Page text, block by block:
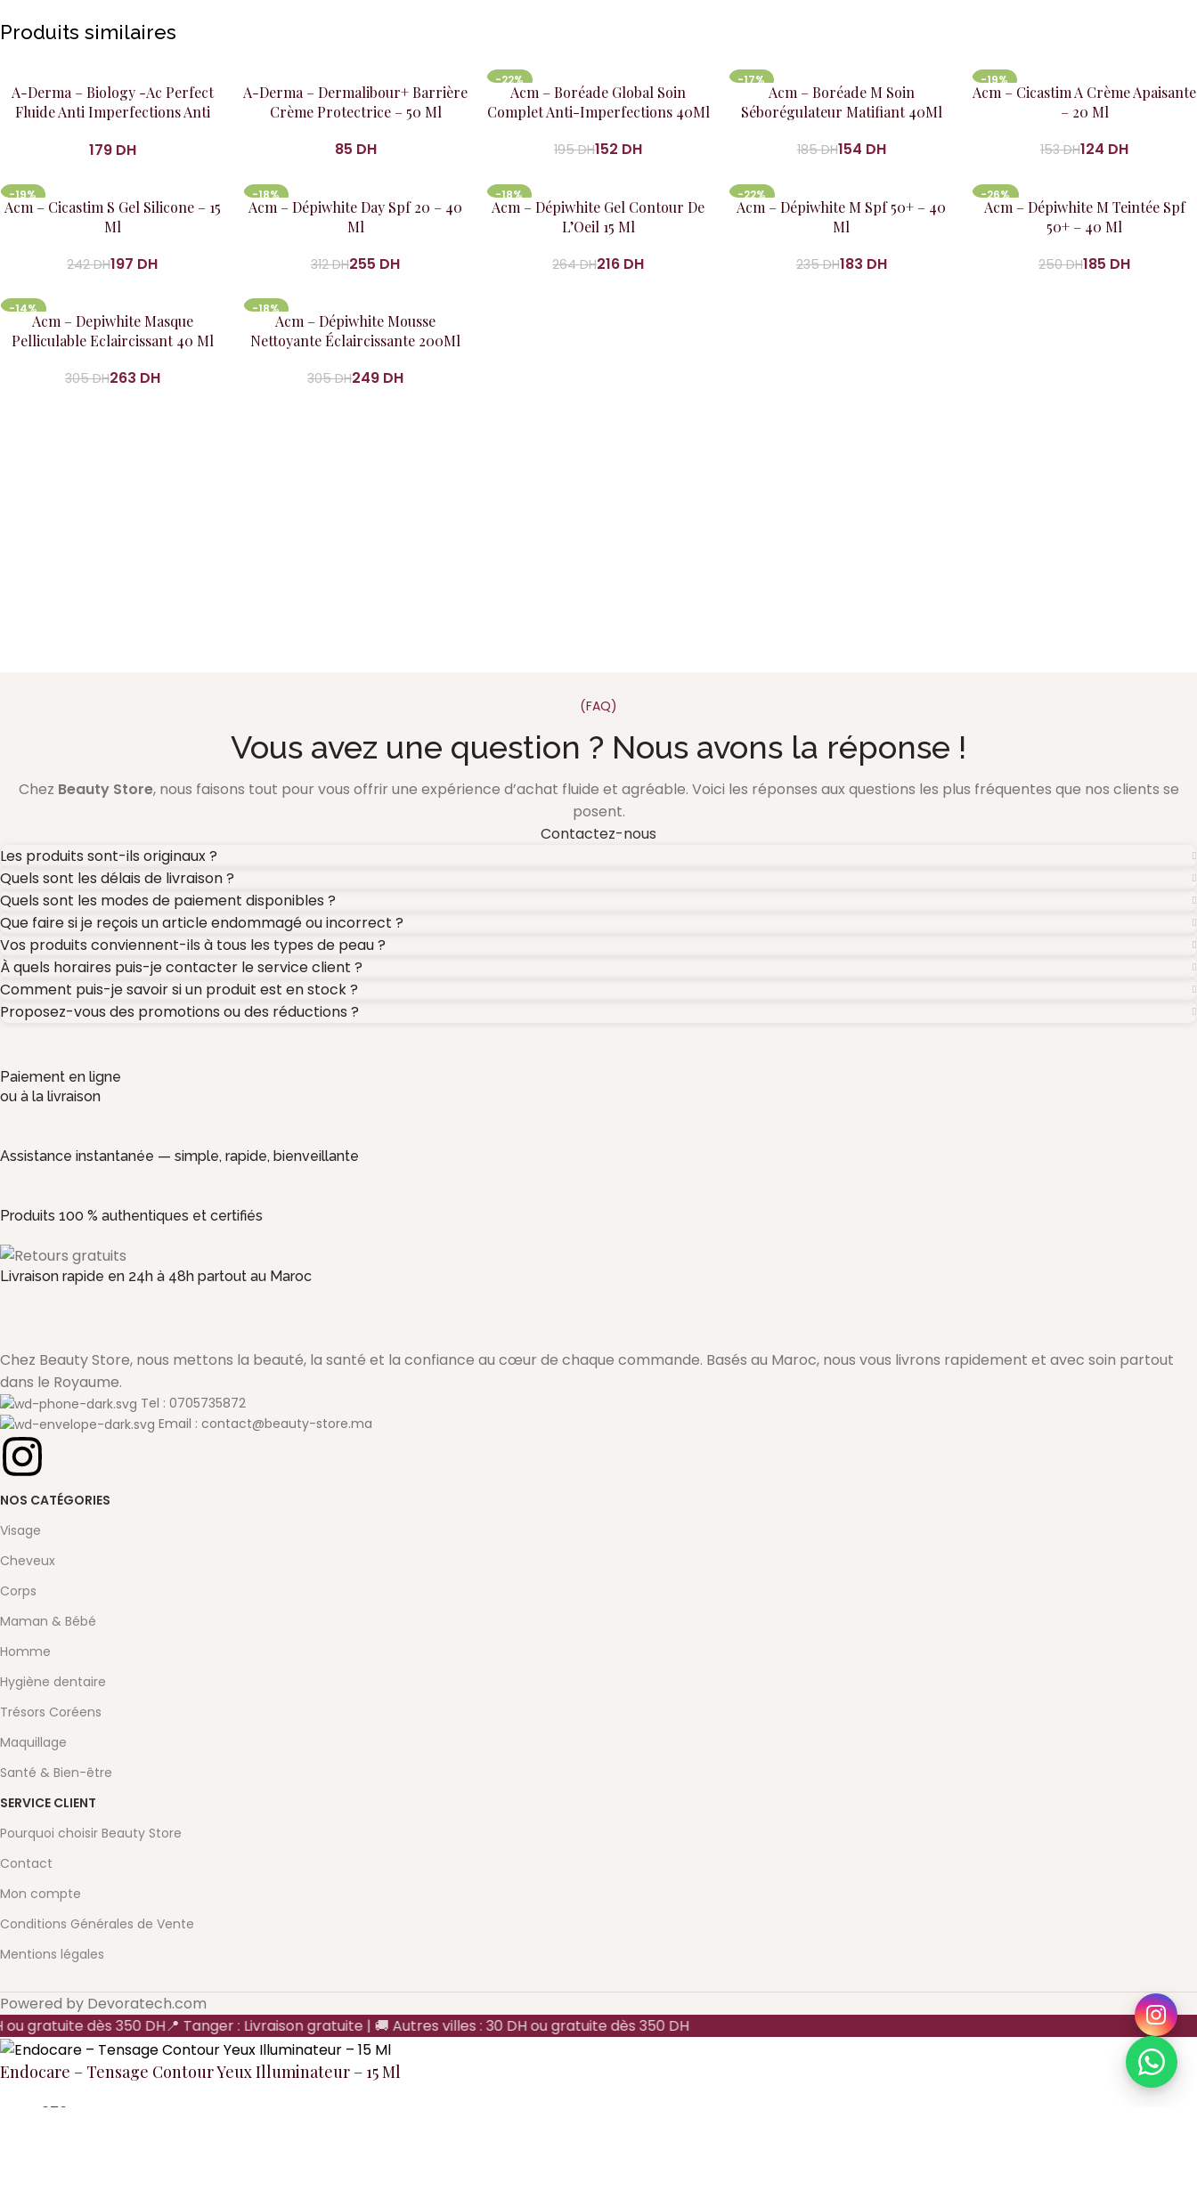
Produits similaires
Ajouter au panier
A-Derma – Biology -Ac Perfect
Fluide Anti Imperfections Anti
DH
Ajouter au panier
A-Derma – Dermalibour+ Barrière
Crème Protectrice – 50 Ml
DH
-22%
Ajouter au panier
Acm – Boréade Global Soin
Complet Anti-Imperfections 40Ml
195DH152 DH
-17%
Ajouter au panier
Acm – Boréade M Soin
Séborégulateur Matifiant 40Ml
185DH154 DH
-19%
Ajouter au panier
Acm – Cicastim A Crème Apaisante
– 20 Ml
153DH124 DH
-19%
Ajouter au panier
Acm – Cicastim S Gel Silicone – 15
Ml
242DH197 DH
-18%
Ajouter au panier
Acm – Dépiwhite Day Spf 20 – 40
Ml
312DH255 DH
-18%
Ajouter au panier
Acm – Dépiwhite Gel Contour De
L’Oeil 15 Ml
264DH216 DH
-22%
Ajouter au panier
Acm – Dépiwhite M Spf 50+ – 40
Ml
235DH183 DH
-26%
Ajouter au panier
Acm – Dépiwhite M Teintée Spf
50+ – 40 Ml
250DH185 DH
-14%
Ajouter au panier
Acm – Depiwhite Masque
Pelliculable Eclaircissant 40 Ml
305DH263 DH
-18%
Ajouter au panier
Acm – Dépiwhite Mousse
Nettoyante Éclaircissante 200Ml
305DH249 DH
(FAQ)
Vous avez une question ? Nous avons la réponse !
Chez Beauty Store, nous faisons tout pour vous offrir une expérience d’achat fluide et agréable. Voici les réponses aux questions les plus fréquentes que nos clients se
posent.
Contactez-nous
Les produits sont-ils originaux ?
Quels sont les délais de livraison ?
Quels sont les modes de paiement disponibles ?
Que faire si je reçois un article endommagé ou incorrect ?
Vos produits conviennent-ils à tous les types de peau ?
À quels horaires puis-je contacter le service client ?
Comment puis-je savoir si un produit est en stock ?
Proposez-vous des promotions ou des réductions ?
Paiement en ligne
ou à la livraison
Assistance instantanée — simple, rapide, bienveillante
Produits 100 % authentiques et certifiés
Livraison rapide en 24h à 48h partout au Maroc
Chez Beauty Store, nous mettons la beauté, la santé et la confiance au cœur de chaque commande. Basés au Maroc, nous vous livrons rapidement et avec soin partout
dans le Royaume.
Tel : 0705735872
Email : contact@beauty-store.ma
NOS CATÉGORIES
Visage
Cheveux
Corps
Maman & Bébé
Homme
Hygiène dentaire
Trésors Coréens
Maquillage
Santé & Bien-être
SERVICE CLIENT
Pourquoi choisir Beauty Store
Contact
Mon compte
Conditions Générales de Vente
Mentions légales
Powered by Devoratech.com
gratuite dès 350 DH 📍 Tanger : Livraison gratuite | 🚚 Autres villes : 30 DH ou gratuite dès 350 DH
Endocare – Tensage Contour Yeux Illuminateur – 15 Ml